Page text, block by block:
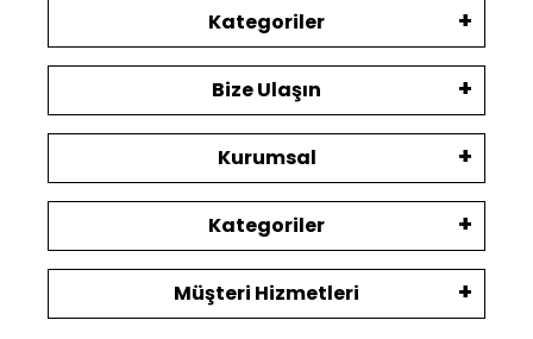
Kategoriler
Bize Ulaşın
Kurumsal
Kategoriler
Müşteri Hizmetleri